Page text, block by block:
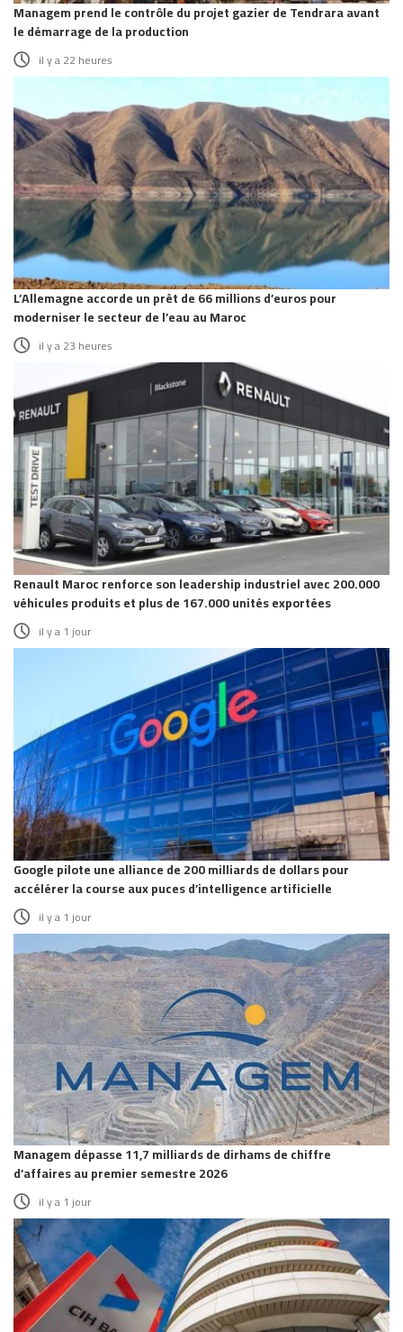
Managem prend le contrôle du projet gazier de Tendrara avant
le démarrage de la production
il y a 22 heures
L’Allemagne accorde un prêt de 66 millions d’euros pour
moderniser le secteur de l’eau au Maroc
il y a 23 heures
Renault Maroc renforce son leadership industriel avec 200.000
véhicules produits et plus de 167.000 unités exportées
il y a 1 jour
Google pilote une alliance de 200 milliards de dollars pour
accélérer la course aux puces d’intelligence artificielle
il y a 1 jour
Managem dépasse 11,7 milliards de dirhams de chiffre
d’affaires au premier semestre 2026
il y a 1 jour